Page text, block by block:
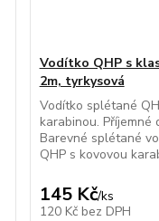
Vodítko QHP s
2m, tyrkysová
Vodítko splétané
karabinou. Příjemné
Barevné splétané
QHP s kovovou
145 Kč/ks
120 Kč bez DPH